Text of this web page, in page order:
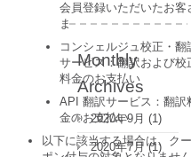
会員登録いただいたお客
ま
コンシェルジュ校正・翻
サービス：翻訳および校
料金のお支払い
API 翻訳サービス：翻訳
金のお支払い
以下に該当する場合は、クー
Monthly
Archives
2020年9月 (1)
2020年7月 (1)